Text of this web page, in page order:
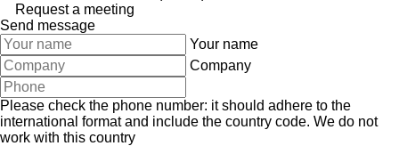
Request a meeting
Send message
Your name
Company
Please check the phone number: it should adhere to the
international format and include the country code. We do not
work with this country